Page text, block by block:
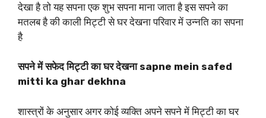
देखा है तो यह सपना एक शुभ सपना माना जाता है इस सपने का
मतलब है की काली मिट्टी से घर देखना परिवार में उन्नति का सपना
है
सपने में सफेद मिट्टी का घर देखना sapne mein safed
mitti ka ghar dekhna
शास्त्रों के अनुसार अगर कोई व्यक्ति अपने सपने में मिट्टी का घर